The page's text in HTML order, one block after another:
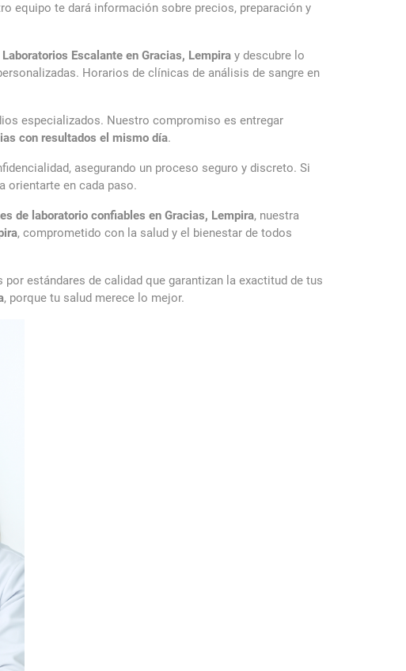
equipo te dará información sobre precios, preparación y
Escalante en Gracias, Lempira y descubre lo
Horarios de clínicas de análisis de sangre en
especializados. Nuestro compromiso es entregar
con resultados el mismo día.
asegurando un proceso seguro y discreto. Si
orientarte en cada paso.
de laboratorio confiables en Gracias, Lempira, nuestra
, comprometido con la salud y el bienestar de todos
por estándares de calidad que garantizan la exactitud de tus
, porque tu salud merece lo mejor.